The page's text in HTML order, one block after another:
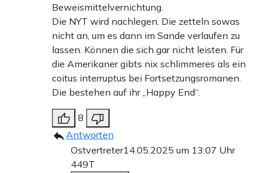
Beweismittelvernichtung.
Die NYT wird nachlegen. Die zetteln sowas
nicht an, um es dann im Sande verlaufen zu
lassen. Können die sich gar nicht leisten. Für
die Amerikaner gibts nix schlimmeres als ein
coitus interruptus bei Fortsetzungsromanen.
Die bestehen auf ihr „Happy End“.
8
Antworten
Ostvertreter14.05.2025 um 13:07 Uhr
449T